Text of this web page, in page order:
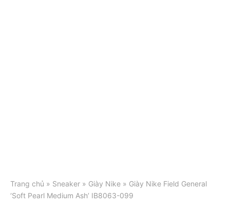
Trang chủ » Sneaker » Giày Nike » Giày Nike Field General
‘Soft Pearl Medium Ash’ IB8063-099